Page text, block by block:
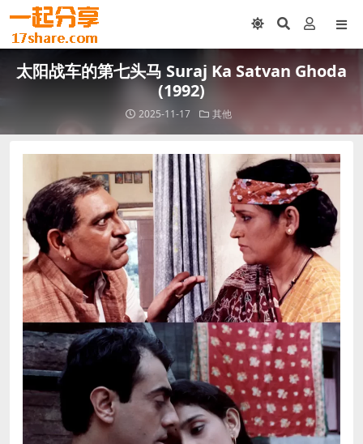
太阳战车的第七头马 Suraj Ka Satvan Ghoda
(1992)
2025-11-17 其他